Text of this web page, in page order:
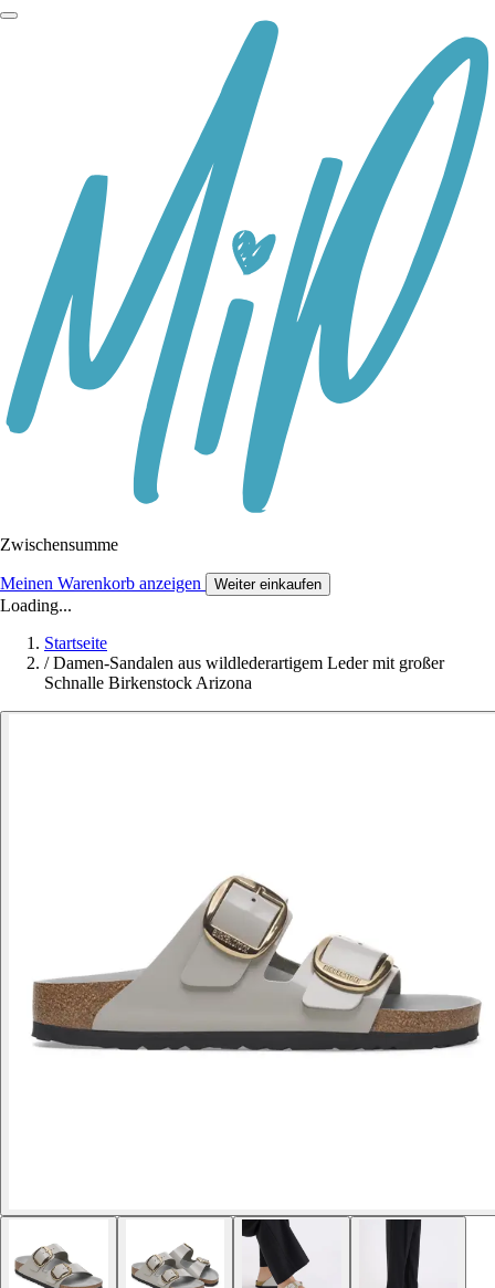
Zwischensumme
Meinen Warenkorb anzeigen Weiter einkaufen
Loading...
Startseite
/ Damen-Sandalen aus wildlederartigem Leder mit großer
Schnalle Birkenstock Arizona